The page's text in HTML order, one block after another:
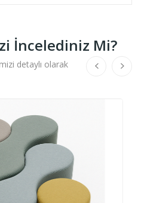
İncelediniz Mi?
detaylı olarak